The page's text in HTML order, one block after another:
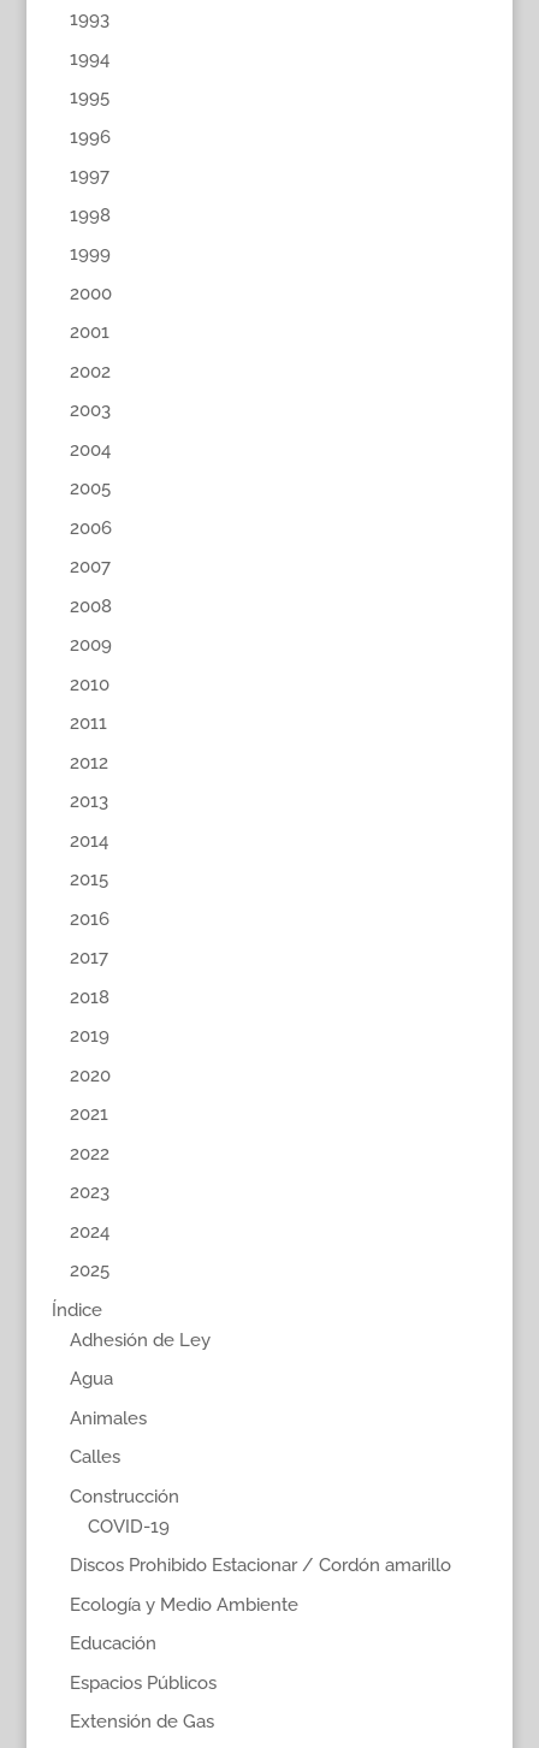
1993
1994
1995
1996
1997
1998
1999
2000
2001
2002
2003
2004
2005
2006
2007
2008
2009
2010
2011
2012
2013
2014
2015
2016
2017
2018
2019
2020
2021
2022
2023
2024
2025
Índice
Adhesión de Ley
Agua
Animales
Calles
Construcción
COVID-19
Discos Prohibido Estacionar / Cordón amarillo
Ecología y Medio Ambiente
Educación
Espacios Públicos
Extensión de Gas